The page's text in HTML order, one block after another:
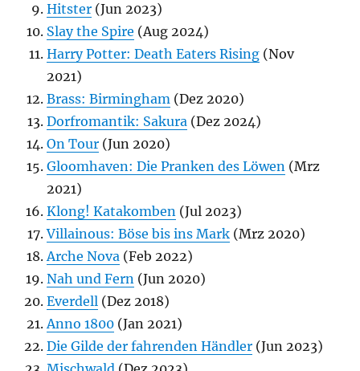
Hitster (Jun 2023)
Slay the Spire (Aug 2024)
Harry Potter: Death Eaters Rising (Nov
2021)
Brass: Birmingham (Dez 2020)
Dorfromantik: Sakura (Dez 2024)
On Tour (Jun 2020)
Gloomhaven: Die Pranken des Löwen (Mrz
2021)
Klong! Katakomben (Jul 2023)
Villainous: Böse bis ins Mark (Mrz 2020)
Arche Nova (Feb 2022)
Nah und Fern (Jun 2020)
Everdell (Dez 2018)
Anno 1800 (Jan 2021)
Die Gilde der fahrenden Händler (Jun 2023)